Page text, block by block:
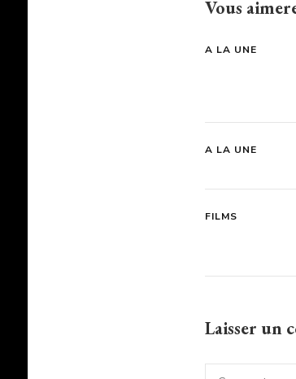
Vous
A LA UNE
A LA UNE
FILMS
Laisser un